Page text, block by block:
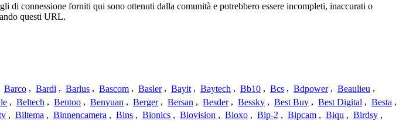
connessione forniti qui sono ottenuti dalla comunità e potrebbero essere incompleti, inaccurati o
questi URL.
Barco , Bardi , Barlus , Bascom , Basler , Bayit , Baytech , Bb10 , Bcs , Bdpower , Beaulieu ,
, Beltech , Bentoo , Benyuan , Berger , Bersan , Besder , Bessky , Best Buy , Best Digital , Besta ,
, Biltema , Binnencamera , Bins , Bionics , Biovision , Bioxo , Bip-2 , Bipcam , Biqu , Birdsy ,